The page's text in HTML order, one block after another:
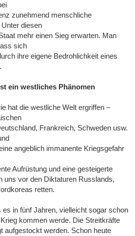
zunehmend menschliche
diesen
mehr einen Sieg erwarten. Man
sich
ihre eigene Bedrohlichkeit eines
ein westliches Phänomen
hat die westliche Welt ergriffen –
Frankreich, Schweden usw.
angeblich immanente Kriegsgefahr
Aufrüstung und eine gesteigerte
uns vor den Diktaturen Russlands,
retten.
in fünf Jahren, vielleicht sogar schon
kommen werde. Die Streitkräfte
aufgestockt werden. Schon heute